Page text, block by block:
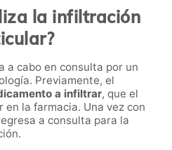
la infiltración
a cabo en consulta por un
Previamente, el
a infiltrar, que el
la farmacia. Una vez con
a consulta para la